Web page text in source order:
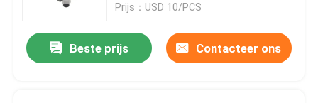
Prijs：USD 10/PCS
Beste prijs Contacteer ons